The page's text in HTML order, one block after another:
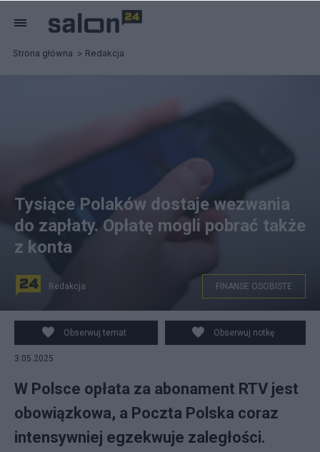
Strona główna Redakcja
na zdjęciu: osoba korzystająca ze smartfona. fot.
PAP/Szymon Pulcyn
Tysiące Polaków dostaje wezwania
do zapłaty. Opłatę mogli pobrać także
z konta
Redakcja FINANSE OSOBISTE
Obserwuj temat Obserwuj notkę
3.05.2025
W Polsce opłata za abonament RTV jest
obowiązkowa, a Poczta Polska coraz
intensywniej egzekwuje zaległości.